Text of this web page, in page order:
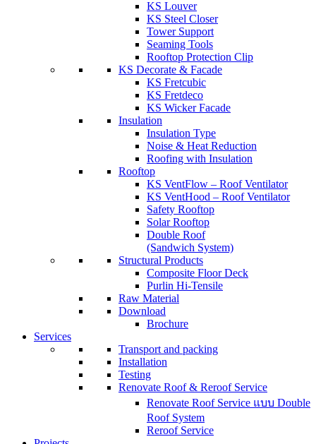
KS Louver
KS Steel Closer
Tower Support
Seaming Tools
Rooftop Protection Clip
KS Decorate & Facade
KS Fretcubic
KS Fretdeco
KS Wicker Facade
Insulation
Insulation Type
Noise & Heat Reduction
Roofing with Insulation
Rooftop
KS VentFlow – Roof Ventilator
KS VentHood – Roof Ventilator
Safety Rooftop
Solar Rooftop
Double Roof
(Sandwich System)
Structural Products
Composite Floor Deck
Purlin Hi-Tensile
Raw Material
Download
Brochure
Services
Transport and packing
Installation
Testing
Renovate Roof & Reroof Service
Renovate Roof Service แบบ Double
Roof System
Reroof Service